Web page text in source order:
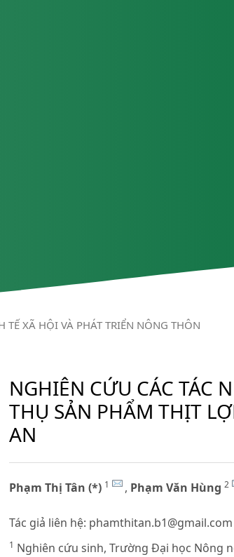
TẾ XÃ HỘI VÀ PHÁT TRIỂN NÔNG THÔN
NGHIÊN CỨU CÁC TÁC
THỤ SẢN PHẨM THỊT
AN
Phạm Thị Tân (*) 1 , Phạm Văn Hùng 2
Tác giả liên hệ: phamthitan.b1@gmail.com
1 Nghiên cứu sinh, Trường Đại học Nông